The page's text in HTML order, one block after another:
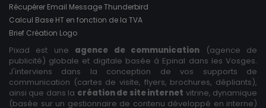
Récupérer Email Message Thunderbird
Calcul Base HT en fonction de la TVA
Brief Création Logo
Pixad est une agence de communication (agence de
publicité) globale et digitale basée à Epinal dans les Vosges.
J'interviens dans la conception de vos supports de
communication (cartes de visite, flyers, brochures, dépliants),
ainsi que dans la création de site internet vitrine, dynamique
(basée sur un gestionnaire de contenu développé en interne)